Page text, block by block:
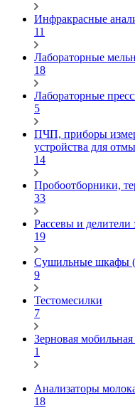
Инфракрасные
11
Лабораторные
18
Лабораторные
5
ПЧП, приборы
устройства для
14
Пробоотборники,
33
Рассевы и делители
19
Сушильные
9
Тестомесилки
7
Зерновая
1
Анализаторы
18